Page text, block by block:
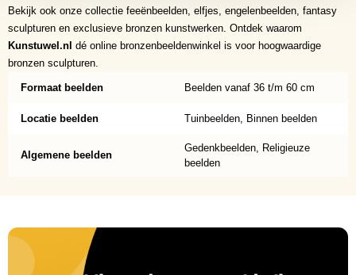
Bekijk ook onze collectie feeënbeelden, elfjes, engelenbeelden, fantasy
sculpturen en exclusieve bronzen kunstwerken. Ontdek waarom
Kunstuwel.nl dé online bronzenbeeldenwinkel is voor hoogwaardige
bronzen sculpturen.
Formaat beelden Beelden vanaf 36 t/m 60 cm
Locatie beelden Tuinbeelden, Binnen beelden
Algemene beelden
Gedenkbeelden, Religieuze
beelden